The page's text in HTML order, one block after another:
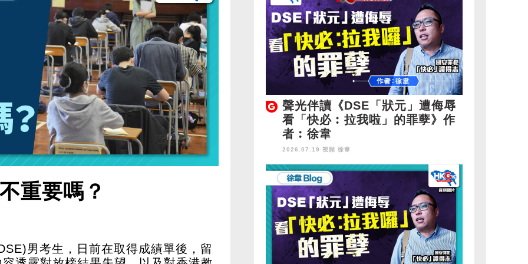
重要嗎？
男考生，日前在取得成績單後，留
聲光伴讀《DSE「狀元」遭侮辱
看「快必︰拉我啦」的罪孽》作
者︰徐韋
2026.07.19 視頻 徐韋